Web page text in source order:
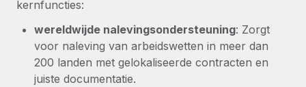
beheert met Remote
Phiture, een toonaangevende leider in de wereldwijde
mobiele groeiadviessector, zet zich sinds 2016...
Meer informatie
kernfuncties:
wereldwijde nalevingsondersteuning: Zorgt
voor naleving van arbeidswetten in meer dan
200 landen met gelokaliseerde contracten en
juiste documentatie.